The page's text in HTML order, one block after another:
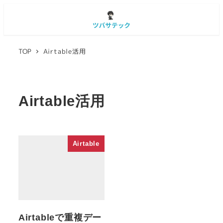
TOP Airtable活用
Airtable活用
Airtable
Airtableで重複デー